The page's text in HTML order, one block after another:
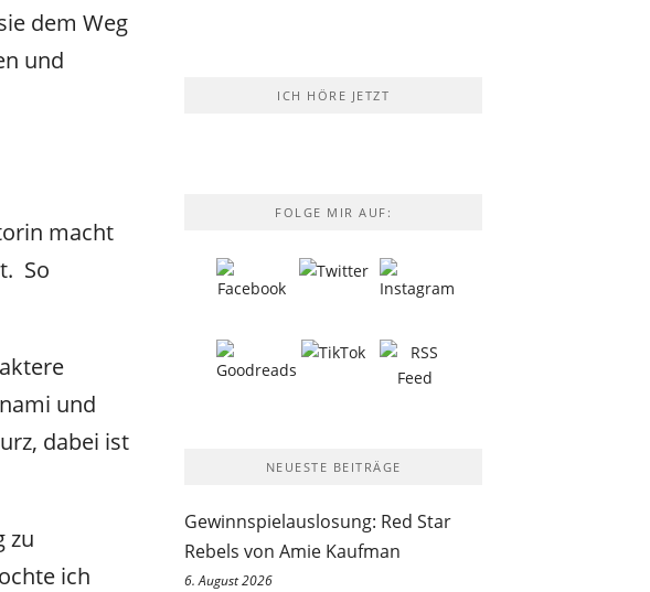
dem Weg
und
macht
So
und
dabei ist
zu
ich
ICH HÖRE JETZT
FOLGE MIR AUF:
NEUESTE BEITRÄGE
Gewinnspielauslosung: Red Star
Rebels von Amie Kaufman
6. August 2026